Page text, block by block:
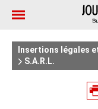
Insertions légales
S.A.R.L.